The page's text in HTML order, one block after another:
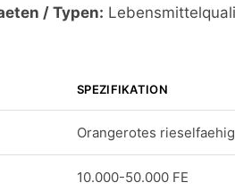
/ Typen:
SPEZIFIKATION
Orangerotes
10.000-50.000 FE